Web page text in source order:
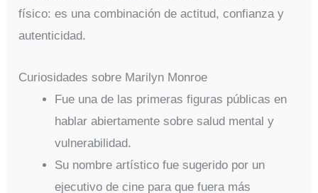
físico: es una combinación de actitud, confianza y
autenticidad.
Curiosidades sobre Marilyn Monroe
Fue una de las primeras figuras públicas en
hablar abiertamente sobre salud mental y
vulnerabilidad.
Su nombre artístico fue sugerido por un
ejecutivo de cine para que fuera más